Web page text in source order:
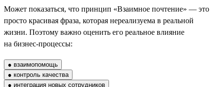
Может показаться, что принцип «Взаимное почтение» — это
просто красивая фраза, которая нереализуема в реальной
жизни. Поэтому важно оценить его реальное влияние
на бизнес-процессы:
● взаимопомощь
● контроль качества
● интеграция новых сотрудников